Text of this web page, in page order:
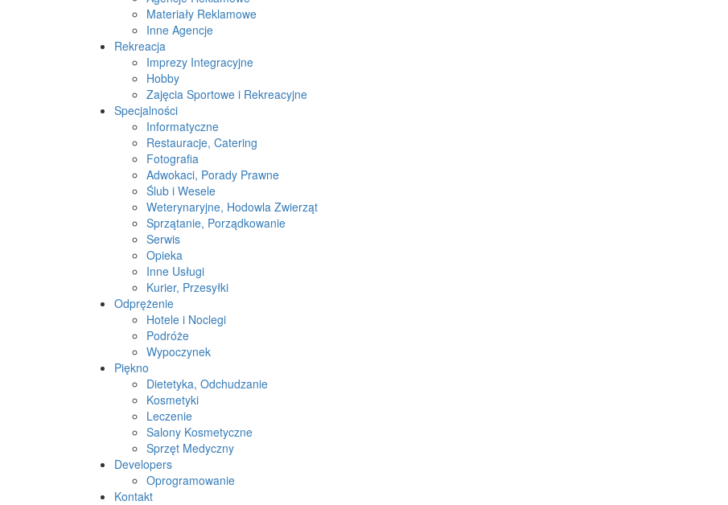
Materiały Reklamowe
Inne Agencje
Rekreacja
Imprezy Integracyjne
Hobby
Zajęcia Sportowe i Rekreacyjne
Specjalności
Informatyczne
Restauracje, Catering
Fotografia
Adwokaci, Porady Prawne
Ślub i Wesele
Weterynaryjne, Hodowla Zwierząt
Sprzątanie, Porządkowanie
Serwis
Opieka
Inne Usługi
Kurier, Przesyłki
Odprężenie
Hotele i Noclegi
Podróże
Wypoczynek
Piękno
Dietetyka, Odchudzanie
Kosmetyki
Leczenie
Salony Kosmetyczne
Sprzęt Medyczny
Developers
Oprogramowanie
Kontakt